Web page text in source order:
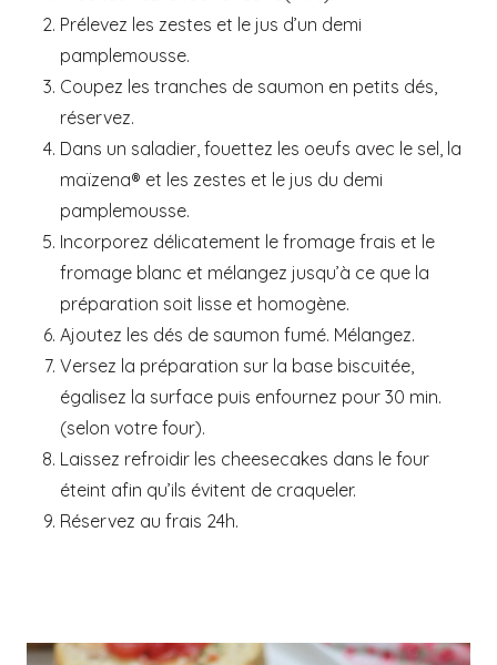
Prélevez les zestes et le jus d’un demi
pamplemousse.
Coupez les tranches de saumon en petits dés,
réservez.
Dans un saladier, fouettez les oeufs avec le sel, la
maïzena® et les zestes et le jus du demi
pamplemousse.
Incorporez délicatement le fromage frais et le
fromage blanc et mélangez jusqu’à ce que la
préparation soit lisse et homogène.
Ajoutez les dés de saumon fumé. Mélangez.
Versez la préparation sur la base biscuitée,
égalisez la surface puis enfournez pour 30 min.
(selon votre four).
Laissez refroidir les cheesecakes dans le four
éteint afin qu’ils évitent de craqueler.
Réservez au frais 24h.